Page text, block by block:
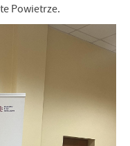
Powietrze.